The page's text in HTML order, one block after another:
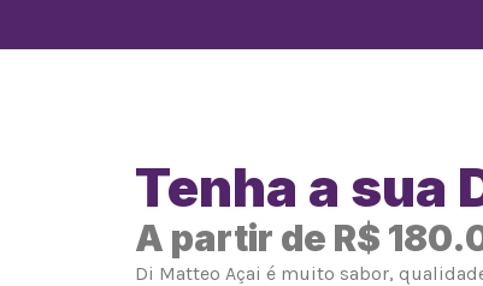
Tenha a sua
A partir de R$
Di Matteo Açai é muito sabor,